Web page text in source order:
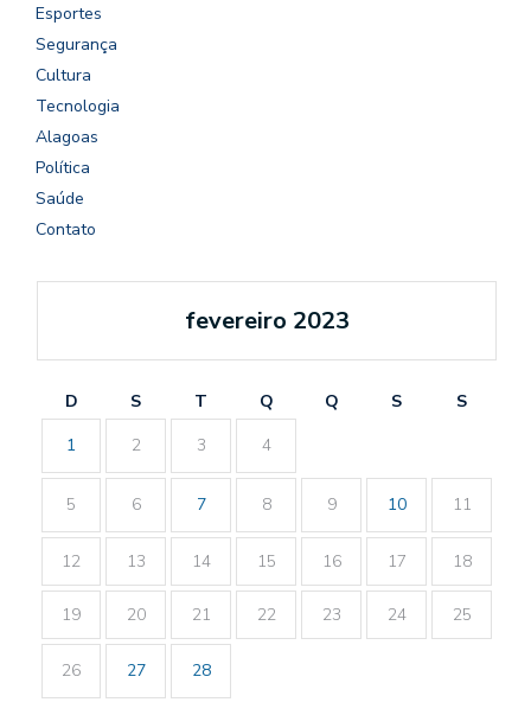
Esportes
Segurança
Cultura
Tecnologia
Alagoas
Política
Saúde
Contato
fevereiro 2023
D S T Q Q S
S
1
2 3 4
5 6 7 8 9 10 11
12 13 14 15 16 17 18
19 20 21 22 23 24 25
26 27 28